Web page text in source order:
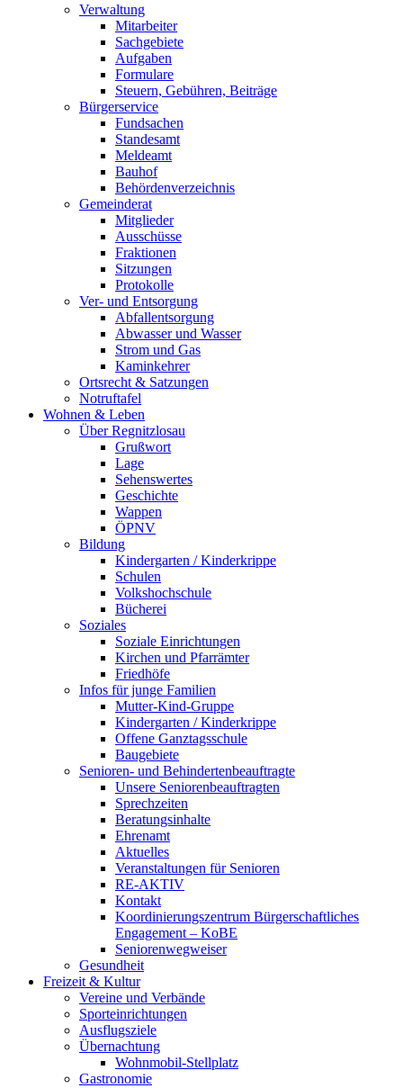
Verwaltung
Mitarbeiter
Sachgebiete
Aufgaben
Formulare
Steuern, Gebühren, Beiträge
Bürgerservice
Fundsachen
Standesamt
Meldeamt
Bauhof
Behördenverzeichnis
Gemeinderat
Mitglieder
Ausschüsse
Fraktionen
Sitzungen
Protokolle
Ver- und Entsorgung
Abfallentsorgung
Abwasser und Wasser
Strom und Gas
Kaminkehrer
Ortsrecht & Satzungen
Notruftafel
Wohnen & Leben
Über Regnitzlosau
Grußwort
Lage
Sehenswertes
Geschichte
Wappen
ÖPNV
Bildung
Kindergarten / Kinderkrippe
Schulen
Volkshochschule
Bücherei
Soziales
Soziale Einrichtungen
Kirchen und Pfarrämter
Friedhöfe
Infos für junge Familien
Mutter-Kind-Gruppe
Kindergarten / Kinderkrippe
Offene Ganztagsschule
Baugebiete
Senioren- und Behindertenbeauftragte
Unsere Seniorenbeauftragten
Sprechzeiten
Beratungsinhalte
Ehrenamt
Aktuelles
Veranstaltungen für Senioren
RE-AKTIV
Kontakt
Koordinierungszentrum Bürgerschaftliches
Engagement – KoBE
Seniorenwegweiser
Gesundheit
Freizeit & Kultur
Vereine und Verbände
Sporteinrichtungen
Ausflugsziele
Übernachtung
Wohnmobil-Stellplatz
Gastronomie